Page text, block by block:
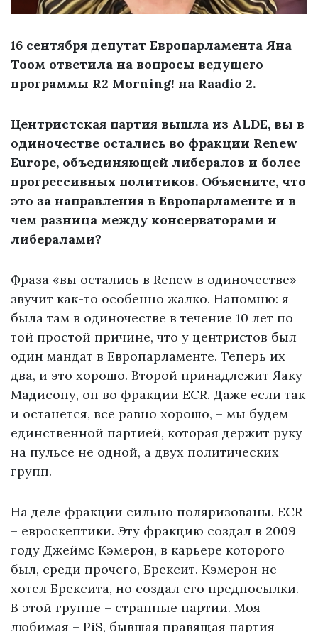
16 сентября депутат Европарламента Яна
Тоом ответила на вопросы ведущего
программы R2 Morning! на Raadio 2.
Центристская партия вышла из ALDE, вы в
одиночестве остались во фракции Renew
Europe, объединяющей либералов и более
прогрессивных политиков. Объясните, что
это за направления в Европарламенте и в
чем разница между консерваторами и
либералами?
Фраза «вы остались в Renew в одиночестве»
звучит как-то особенно жалко. Напомню: я
была там в одиночестве в течение 10 лет по
той простой причине, что у центристов был
один мандат в Европарламенте. Теперь их
два, и это хорошо. Второй принадлежит Яаку
Мадисону, он во фракции ECR. Даже если так
и останется, все равно хорошо, – мы будем
единственной партией, которая держит руку
на пульсе не одной, а двух политических
групп.
На деле фракции сильно поляризованы. ECR
– евроскептики. Эту фракцию создал в 2009
году Джеймс Кэмерон, в карьере которого
был, среди прочего, Брексит. Кэмерон не
хотел Брексита, но создал его предпосылки.
В этой группе – странные партии. Моя
любимая – PiS, бывшая правящая партия